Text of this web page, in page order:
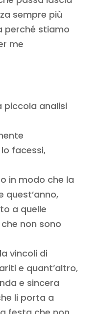
sempre più
perché stiamo
me
piccola analisi
facessi,
in modo che la
quest’anno,
a quelle
non sono
vincoli di
e quant’altro,
e sincera
li porta a